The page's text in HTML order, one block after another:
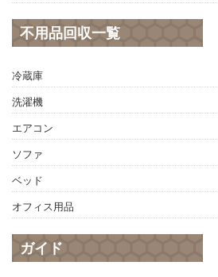
不用品回収一覧
冷蔵庫
洗濯機
エアコン
ソファ
ベッド
オフィス用品
ガイド